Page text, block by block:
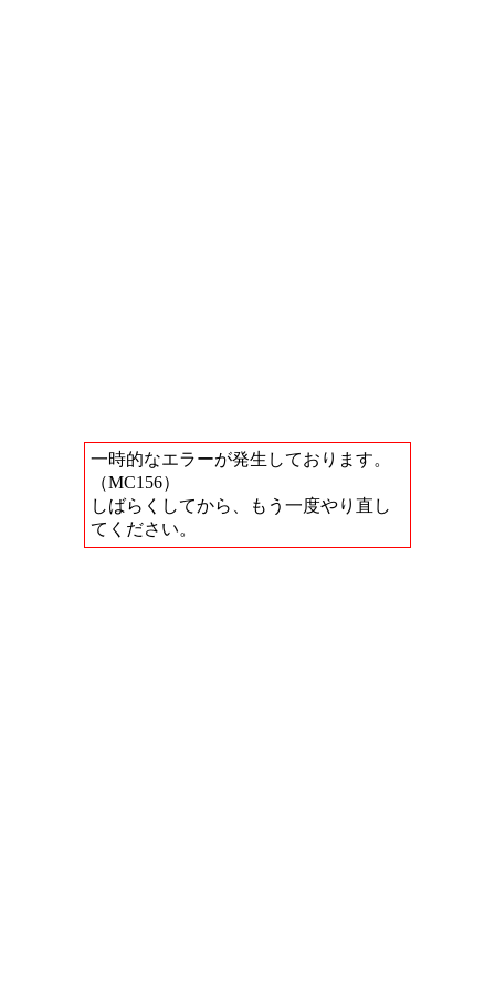
一時的なエラーが発生しております。
（MC156）
しばらくしてから、もう一度やり直し
てください。